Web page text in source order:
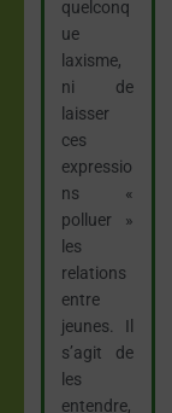
quelconq
ue
laxisme,
ni de
laisser
ces
expressio
ns «
polluer »
les
relations
entre
jeunes. Il
s’agit de
les
entendre,